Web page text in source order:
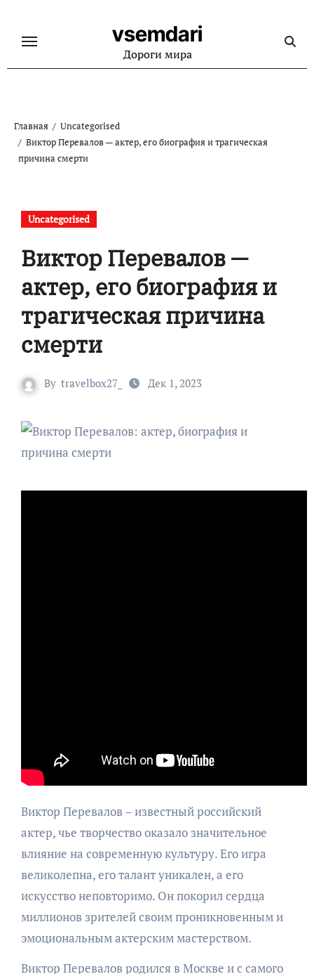
содержанию
vsemdari
Дороги мира
Главная
Uncategorised
Виктор Перевалов — актер, его биография и трагическая
причина смерти
Uncategorised
Виктор Перевалов —
актер, его биография и
трагическая причина
смерти
By travelbox27_ Дек 1, 2023
Виктор Перевалов – известный российский
актер, чье творчество оказало значительное
влияние на современную культуру. Его игра
великолепна, его талант уникален, а его
искусство неповторимо. Он покорил сердца
миллионов зрителей своим проникновенным и
эмоциональным актерским мастерством.
Виктор Перевалов родился в Москве и с самого